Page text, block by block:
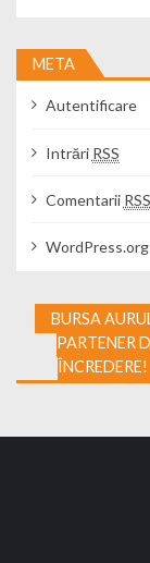
META
Autentificare
Intrări RSS
Comentarii RSS
WordPress.org
BURSA
PARTENER
ÎNCREDERE!